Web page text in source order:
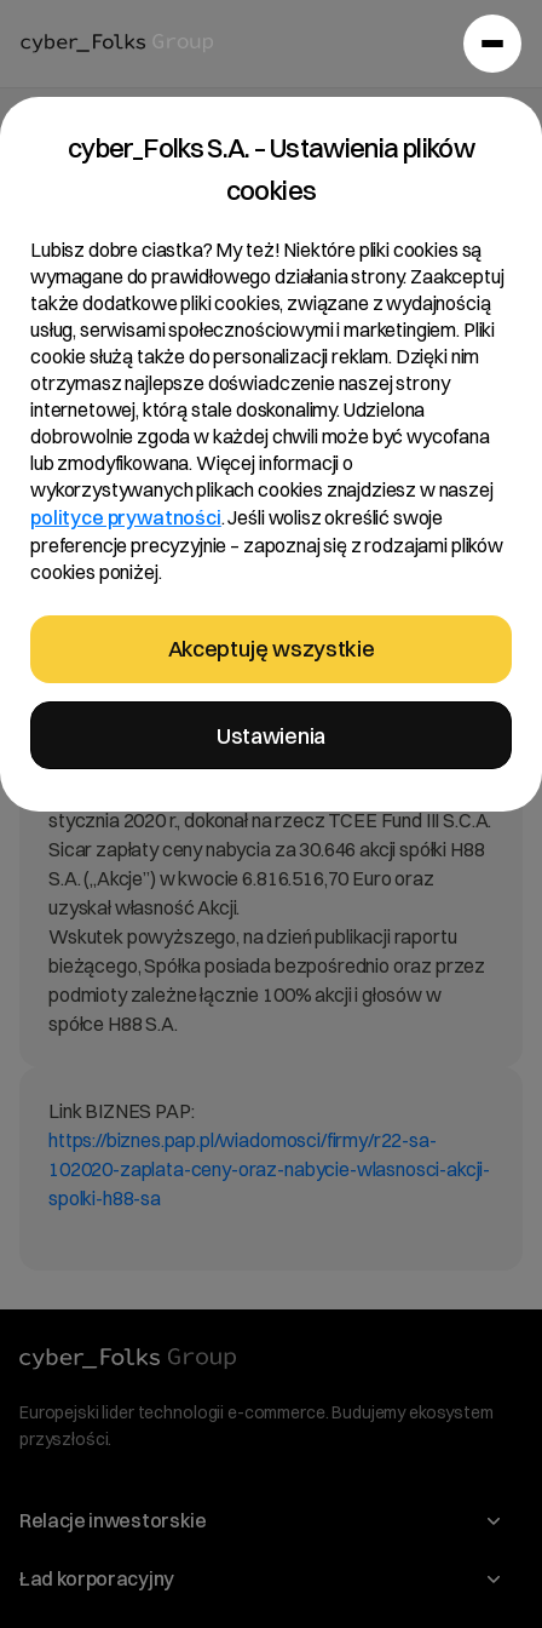
Raport bieżący 10/2020
Temat:
Zapłata ceny oraz nabycie własności akcji spółki H88
S.A.
Podstawa prawna:
Art. 17 ust. 1 MAR – informacje poufne.
Treść:
Zarząd R22 S.A. z siedzibą w Poznaniu („Spółka”), w
marca 2019 r. oraz nr 9/2020 z dnia 27 stycznia 2020
r., informuje że w dniu dzisiejszym, w oparciu o środki
stycznia 2020 r., dokonał na rzecz TCEE Fund III S.C.A.
Sicar zapłaty ceny nabycia za 30.646 akcji spółki H88
S.A. („Akcje”) w kwocie 6.816.516,70 Euro oraz
uzyskał własność Akcji.
Wskutek powyższego, na dzień publikacji raportu
bieżącego, Spółka posiada bezpośrednio oraz przez
podmioty zależne łącznie 100% akcji i głosów w
spółce H88 S.A.
Link BIZNES PAP:
https://biznes.pap.pl/wiadomosci/firmy/r22-sa-
102020-zaplata-ceny-oraz-nabycie-wlasnosci-akcji-
spolki-h88-sa
Europejski lider technologii e-commerce. Budujemy ekosystem
przyszłości.
Relacje inwestorskie
Raporty
Ład korporacyjny
cyber_Folks S.A. – Ustawienia plików
cookies
Lubisz dobre ciastka? My też! Niektóre pliki cookies są
wymagane do prawidłowego działania strony. Zaakceptuj
także dodatkowe pliki cookies, związane z wydajnością
usług, serwisami społecznościowymi i marketingiem. Pliki
cookie służą także do personalizacji reklam. Dzięki nim
otrzymasz najlepsze doświadczenie naszej strony
internetowej, którą stale doskonalimy. Udzielona
dobrowolnie zgoda w każdej chwili może być wycofana
lub zmodyfikowana. Więcej informacji o
wykorzystywanych plikach cookies znajdziesz w naszej
polityce prywatności. Jeśli wolisz określić swoje
preferencje precyzyjnie – zapoznaj się z rodzajami plików
cookies poniżej.
Akceptuję wszystkie
Ustawienia